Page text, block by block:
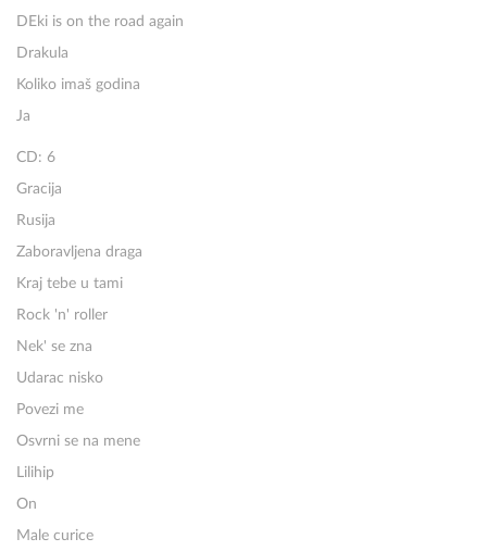
DEki is on the road again
Drakula
Koliko imaš godina
Ja
CD: 6
Gracija
Rusija
Zaboravljena draga
Kraj tebe u tami
Rock 'n' roller
Nek' se zna
Udarac nisko
Povezi me
Osvrni se na mene
Lilihip
On
Male curice